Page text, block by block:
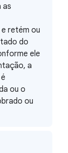
as
retém ou
do
ele
a
ou o
ou